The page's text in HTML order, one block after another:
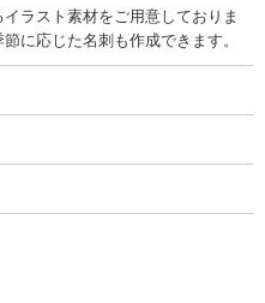
ラスト素材をご用意しておりま
に応じた名刺も作成できます。